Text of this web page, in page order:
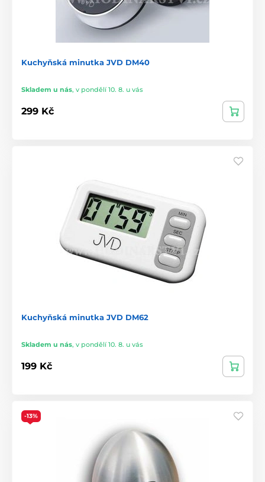
Kuchyňská minutka JVD DM40
Skladem u nás, v pondělí 10. 8. u vás
299 Kč
Kuchyňská minutka JVD DM62
Skladem u nás, v pondělí 10. 8. u vás
199 Kč
-13%